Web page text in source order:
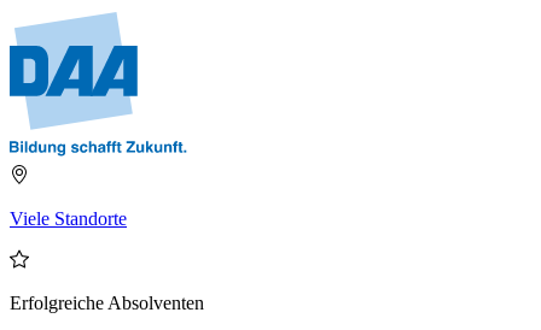
Viele Standorte
Erfolgreiche Absolventen